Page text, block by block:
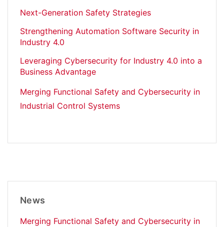
Next-Generation Safety Strategies
Strengthening Automation Software Security in
Industry 4.0
Leveraging Cybersecurity for Industry 4.0 into a
Business Advantage
Merging Functional Safety and Cybersecurity in
Industrial Control Systems
News
Merging Functional Safety and Cybersecurity in